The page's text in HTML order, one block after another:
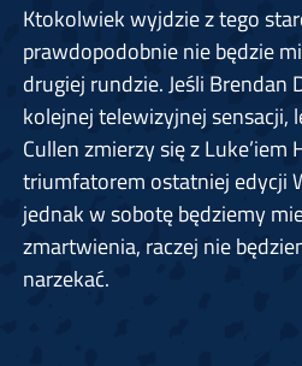
Ktokolwiek wyjdzie z tego
prawdopodobnie nie będzie
drugiej rundzie. Jeśli Brendan
kolejnej telewizyjnej sensacji,
Cullen zmierzy się z Luke’iem
triumfatorem ostatniej edycji
jednak w sobotę będziemy
zmartwienia, raczej nie
narzekać.